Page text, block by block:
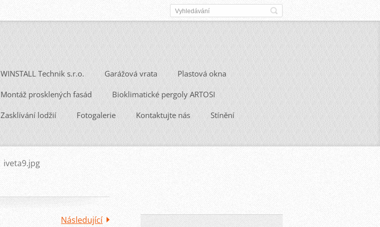
WINSTALL Technik s.r.o. Garážová vrata Plastová okna
Montáž prosklených fasád Bioklimatické pergoly ARTOSI
Zasklívání lodžií Fotogalerie Kontaktujte nás Stínění
iveta9.jpg
Následující